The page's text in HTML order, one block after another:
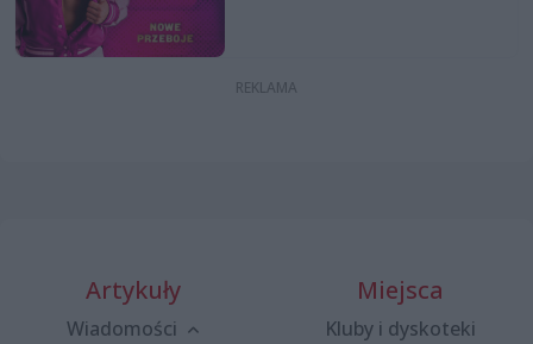
Artykuły
Wiadomości
Miejsca
Kluby i dyskoteki